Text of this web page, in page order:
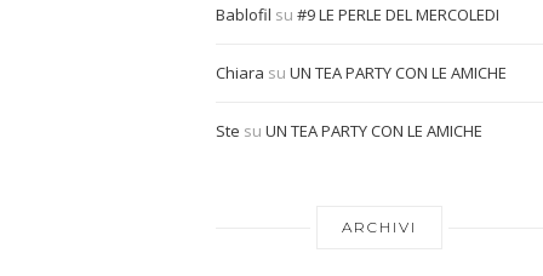
Bablofil su #9 LE PERLE DEL MERCOLEDI
Chiara su UN TEA PARTY CON LE AMICHE
Ste su UN TEA PARTY CON LE AMICHE
ARCHIVI